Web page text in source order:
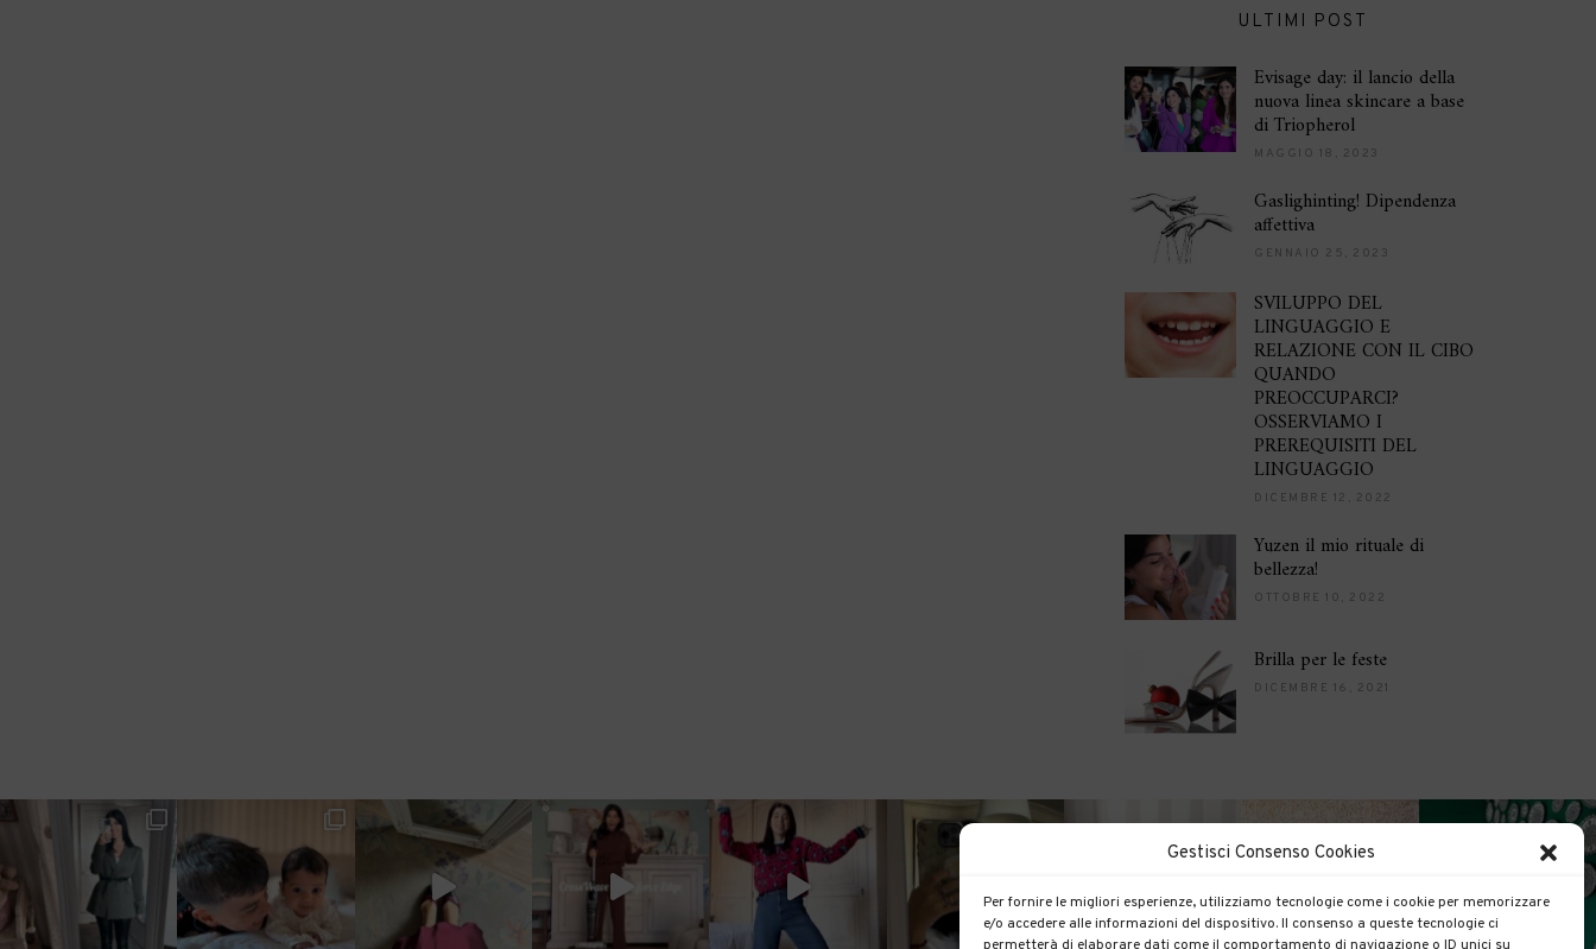
Gestisci Consenso Cookies
Per fornire le migliori esperienze, utilizziamo tecnologie come i cookie per memorizzare
e/o accedere alle informazioni del dispositivo. Il consenso a queste tecnologie ci
ULTIMI POST
Evisage day: il lancio della
nuova linea skincare a base
di Triopherol
MAGGIO 18, 2023
Gaslighinting! Dipendenza
affettiva
GENNAIO 25, 2023
SVILUPPO DEL
LINGUAGGIO E
RELAZIONE CON IL CIBO
QUANDO
PREOCCUPARCI?
OSSERVIAMO I
PREREQUISITI DEL
LINGUAGGIO
DICEMBRE 12, 2022
Yuzen il mio rituale di
bellezza!
OTTOBRE 10, 2022
Brilla per le feste
DICEMBRE 16, 2021